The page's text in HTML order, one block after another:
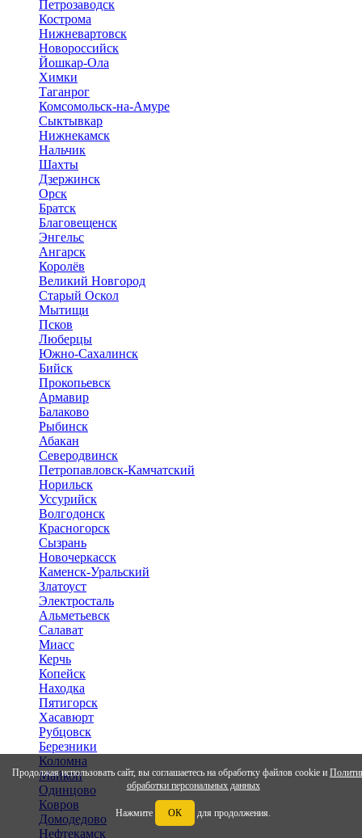
Продолжая использовать сайт, вы соглашаетесь на обработку файлов cookie и
обработки персональных данных
Нажмите ОК для продолжения.
Петрозаводск
Кострома
Нижневартовск
Новороссийск
Йошкар-Ола
Химки
Таганрог
Комсомольск-на-Амуре
Сыктывкар
Нижнекамск
Нальчик
Шахты
Дзержинск
Орск
Братск
Благовещенск
Энгельс
Ангарск
Королёв
Великий Новгород
Старый Оскол
Мытищи
Псков
Люберцы
Южно-Сахалинск
Бийск
Прокопьевск
Армавир
Балаково
Рыбинск
Абакан
Северодвинск
Петропавловск-Камчатский
Норильск
Уссурийск
Волгодонск
Красногорск
Сызрань
Новочеркасск
Каменск-Уральский
Златоуст
Электросталь
Альметьевск
Салават
Миасс
Керчь
Копейск
Находка
Пятигорск
Хасавюрт
Рубцовск
Березники
Коломна
Майкоп
Одинцово
Ковров
Домодедово
Нефтекамск